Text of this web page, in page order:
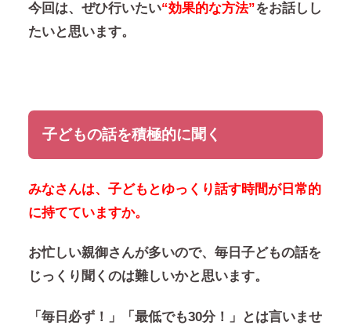
今回は、ぜひ行いたい“効果的な方法”をお話しし
たいと思います。
子どもの話を積極的に聞く
みなさんは、子どもとゆっくり話す時間が日常的
に持てていますか。
お忙しい親御さんが多いので、毎日子どもの話を
じっくり聞くのは難しいかと思います。
「毎日必ず！」「最低でも30分！」とは言いませ